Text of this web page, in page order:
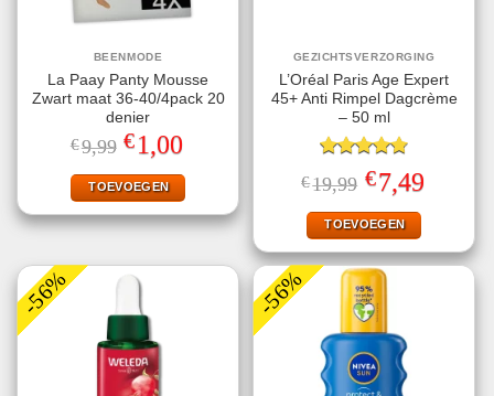
BEENMODE
La Paay Panty Mousse
Zwart maat 36-40/4pack 20
denier
€9,99 Oorspronkelijke
prijs
was:
€9,99.
€1,00
is:
€1,00.
TOEVOEGEN
GEZICHTSVERZORGING
L’Oréal Paris Age Expert
45+ Anti Rimpel Dagcrème
– 50 ml
Gewaardeerd
4.80uit 5
€19,99 Oorspronkelijke
prijs
was:
€19,99.
€7,49Huidige
prijs
TOEVOEGEN
-56% -56%